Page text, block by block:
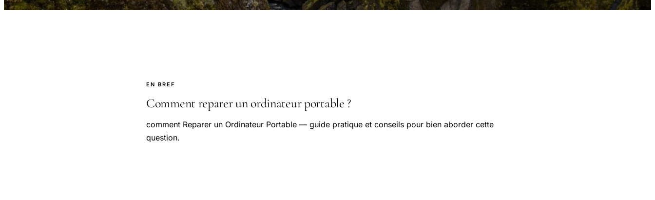
EN BREF
Comment reparer un ordinateur portable ?
comment Reparer un Ordinateur Portable — guide pratique et conseils pour bien aborder cette
question.